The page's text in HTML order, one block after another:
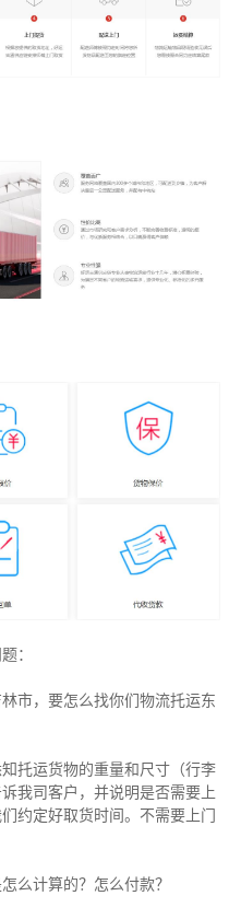
：
市，要怎么找你们物流托运东
托运货物的重量和尺寸（行李
我司客户，并说明是否需要上
约定好取货时间。不需要上门
么计算的？怎么付款？